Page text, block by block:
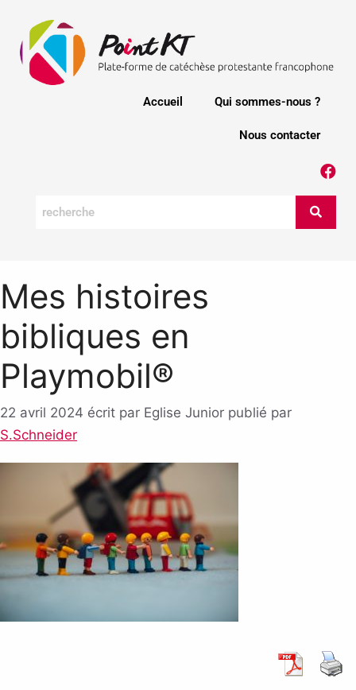
Accueil Qui sommes-nous ?
Nous contacter
Mes histoires
bibliques en
Playmobil®
22 avril 2024 écrit par Eglise Junior publié par
S.Schneider